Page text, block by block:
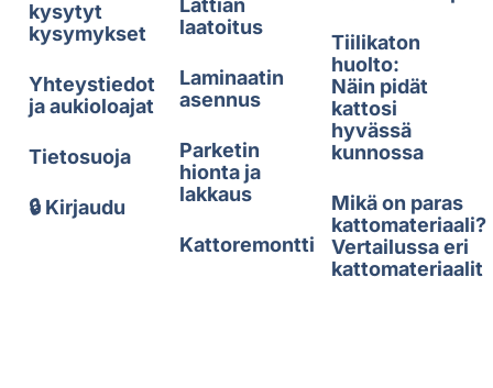
kysytyt
kysymykset
Yhteystiedot
ja aukioloajat
Tietosuoja
🔒 Kirjaudu
Lattian
laatoitus
Laminaatin
asennus
Parketin
hionta ja
lakkaus
Kattoremontti
Tiilikaton
huolto:
Näin pidät
kattosi
hyvässä
kunnossa
Mikä on paras
kattomateriaali?
Vertailussa eri
kattomateriaalit